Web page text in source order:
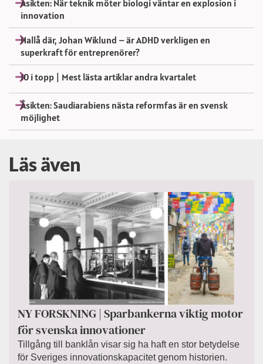
Åsikten: När teknik möter biologi väntar en explosion i
innovation
Hallå där, Johan Wiklund – är ADHD verkligen en
superkraft för entreprenörer?
10 i topp | Mest lästa artiklar andra kvartalet
Åsikten: Saudiarabiens nästa reformfas är en svensk
möjlighet
Läs även
NY FORSKNING | Sparbankerna viktig motor
för svenska innovationer
Tillgång till banklån visar sig ha haft en stor betydelse
för Sveriges innovationskapacitet genom historien.